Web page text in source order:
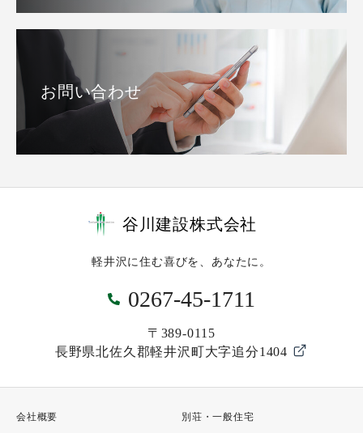
お問い合わせ
谷川建設株式会社
軽井沢に住む喜びを、あなたに。
0267-45-1711
〒389-0115
長野県北佐久郡軽井沢町大字追分1404
会社概要 別荘・一般住宅